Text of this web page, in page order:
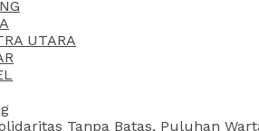
UTARA
Tanpa Batas, Puluhan